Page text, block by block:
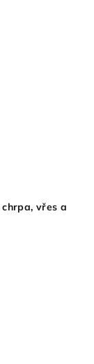
vřes a